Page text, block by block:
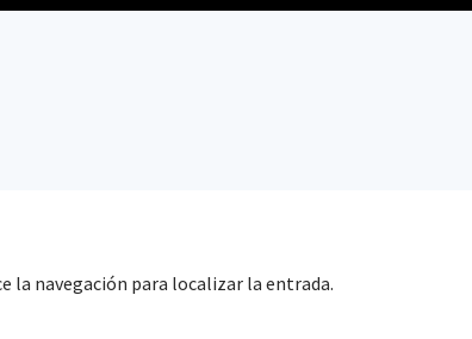
la navegación para localizar la entrada.